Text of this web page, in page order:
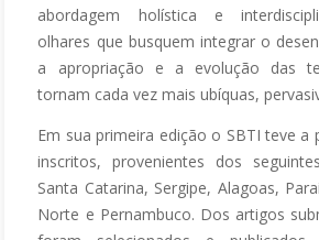
abordagem holística e
olhares que busquem integrar o
a apropriação e a evolução das
tornam cada vez mais ubíquas,
Em sua primeira edição o SBTI teve a
inscritos, provenientes dos
Santa Catarina, Sergipe, Alagoas,
Norte e Pernambuco. Dos artigos